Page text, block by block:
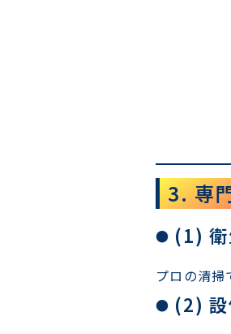
3. 専
(1) 衛
プロの清掃
(2) 設